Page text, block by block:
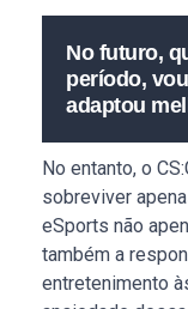
No futuro,
período,
adaptou
No entanto, o
sobreviver
eSports não
também a
entretenimento